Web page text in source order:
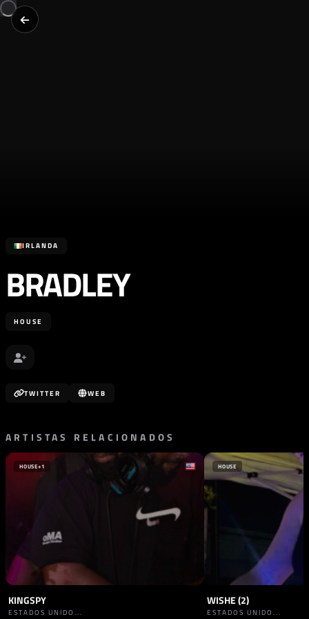
IRLANDA
BRADLEY
HOUSE
TWITTER WEB
ARTISTAS RELACIONADOS
HOUSE+1
KINGSPY
ESTADOS UNIDO...
HOUSE
WISHE (2)
ESTADOS UNIDO...